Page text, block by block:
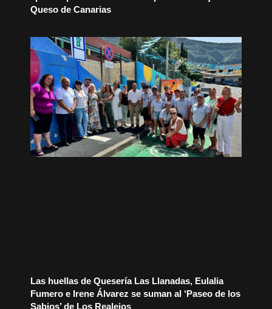
Queso de Canarias
Las huellas de Quesería Las Llanadas, Eulalia
Fumero e Irene Álvarez se suman al ‘Paseo de los
Sabios’ de Los Realejos